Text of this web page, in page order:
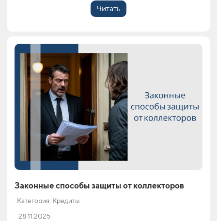
Читать
Законные способы защиты от коллекторов
Категория: Кредиты
28.11.2025